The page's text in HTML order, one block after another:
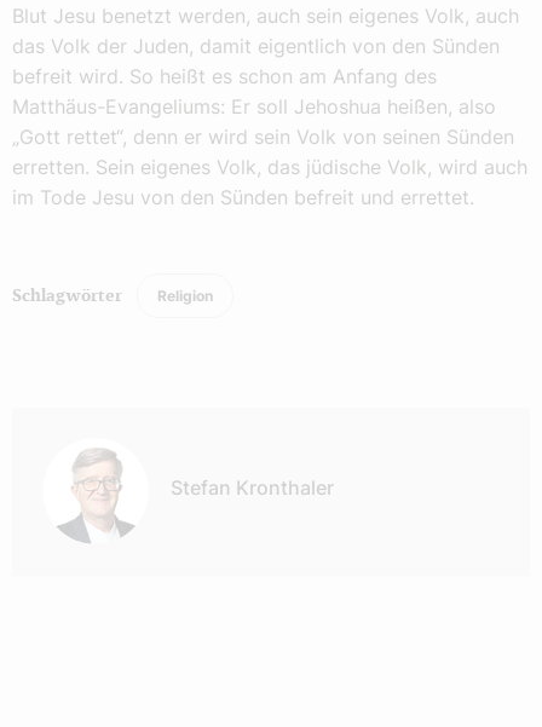
Blut Jesu benetzt werden, auch sein eigenes Volk, auch
das Volk der Juden, damit eigentlich von den Sünden
befreit wird. So heißt es schon am Anfang des
Matthäus-Evangeliums: Er soll Jehoshua heißen, also
„Gott rettet“, denn er wird sein Volk von seinen Sünden
erretten. Sein eigenes Volk, das jüdische Volk, wird auch
im Tode Jesu von den Sünden befreit und errettet.
Schlagwörter Religion
Stefan Kronthaler